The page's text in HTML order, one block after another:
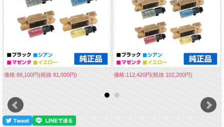
価格:89,100円(税抜 81,000円) 価格:112,420円(税抜 102,200円)